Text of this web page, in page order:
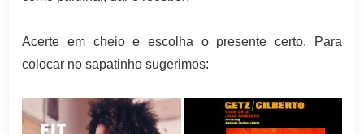
Acerte em cheio e escolha o presente certo. Para
colocar no sapatinho sugerimos: